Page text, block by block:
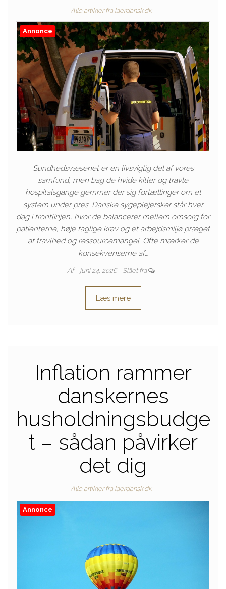
Alle artikler fra laerdansk.dk
Annonce
Sundhedsvæsenet er en livsvigtig del af vores
samfund, men bag de hvide kitler og travle
hospitalsgange gemmer der sig fortællinger om et
system under pres. Danske sygeplejersker står hver
dag i frontlinjen, hvor de balancerer mellem omsorg for
patienterne, høje faglige krav og et arbejdsmiljø præget
af travlhed og ressourcemangel. Ofte mærker de
konsekvenserne af…
Af juni 24, 2026 Slået fra
Læs mere
Inflation rammer
danskernes
husholdningsbudge
t – sådan påvirker
det dig
Alle artikler fra laerdansk.dk
Annonce